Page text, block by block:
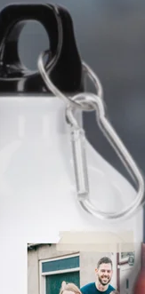
kuin ehdit